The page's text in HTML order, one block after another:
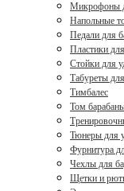
Микрофоны
Напольные
Педали для
Пластики
Стойки для
Табуреты
Тимбалес
Том
Тюнеры для
Фурнитура
Чехлы для
Щетки и